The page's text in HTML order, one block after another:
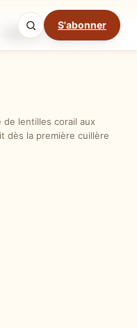
S'abonner
Ingrédients Étapes
Mode cuisine
de lentilles corail aux
dès la première cuillère